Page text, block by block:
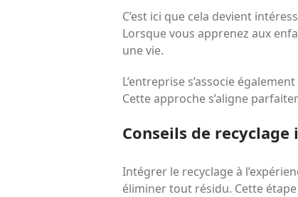
C’est ici que cela devient
Lorsque vous apprenez aux
une vie.
L’entreprise s’associe
Cette approche s’aligne
Conseils de
Intégrer le recyclage à
éliminer tout résidu. Cette